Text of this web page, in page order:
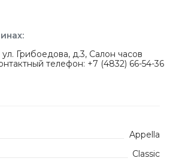
ул. Грибоедова, д.3, Салон часов
телефон: +7 (4832) 66-54-36
Appella
Classic